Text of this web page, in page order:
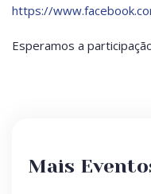
https://
Esperamos a
Mais